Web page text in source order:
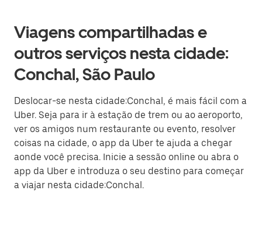
Viagens compartilhadas e
outros serviços nesta cidade:
Conchal, São Paulo
Deslocar-se nesta cidade:Conchal, é mais fácil com a
Uber. Seja para ir à estação de trem ou ao aeroporto,
ver os amigos num restaurante ou evento, resolver
coisas na cidade, o app da Uber te ajuda a chegar
aonde você precisa. Inicie a sessão online ou abra o
app da Uber e introduza o seu destino para começar
a viajar nesta cidade:Conchal.